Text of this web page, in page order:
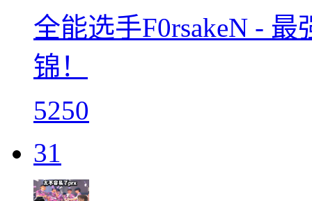
全能选手F0rsakeN -
锦！
5250
31